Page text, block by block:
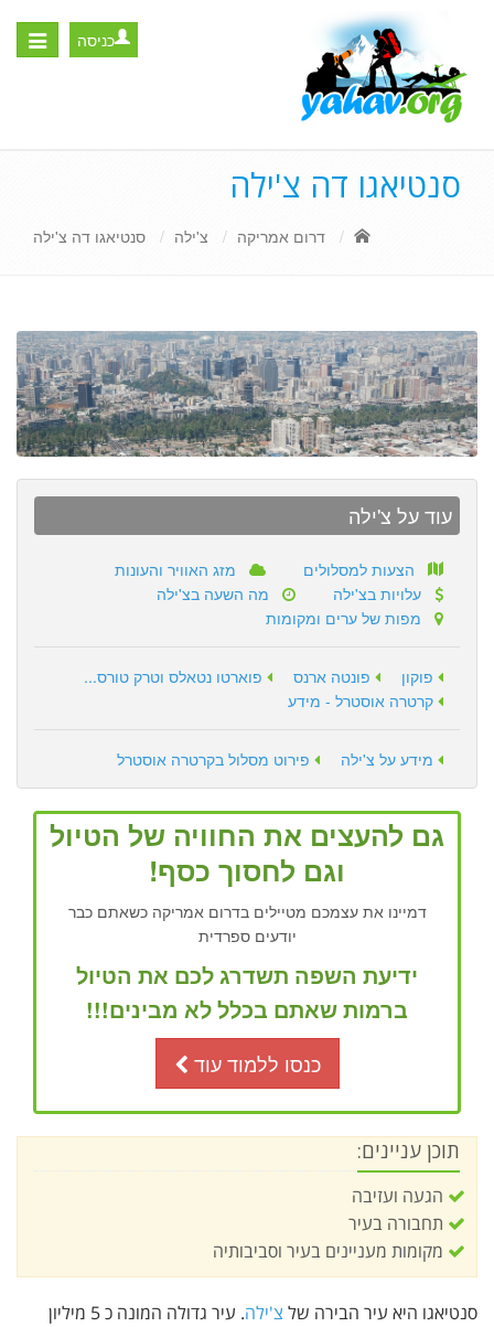
Toggle
כניסה
סנטיאגו דה צ'ילה
דרום אמריקה צ'ילה סנטיאגו דה צ'ילה
עוד על צ'ילה
הצעות למסלולים
מזג האוויר והעונות
עלויות בצ'ילה
מה השעה בצ'ילה
מפות של ערים ומקומות
פוקון פונטה ארנס
פוארטו נטאלס וטרק טורס...
קרטרה אוסטרל - מידע
מידע על צ'ילה פירוט מסלול בקרטרה אוסטרל
גם להעצים את החוויה של הטיול
וגם לחסוך כסף!
דמיינו את עצמכם מטיילים בדרום אמריקה כשאתם כבר
יודעים ספרדית
ידיעת השפה תשדרג לכם את הטיול
ברמות שאתם בכלל לא מבינים!!!
כנסו ללמוד עוד
תוכן עניינים:
הגעה ועזיבה
תחבורה בעיר
מקומות מעניינים בעיר וסביבותיה
סנטיאגו היא עיר הבירה של צ'ילה
. עיר גדולה המונה כ 5 מיליון